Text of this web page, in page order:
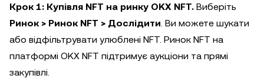
Крок 1: Купівля NFT на ринку OKX NFT. Виберіть
Ринок > Ринок NFT > Дослідити . Ви можете шукати
або відфільтрувати улюблені NFT. Ринок NFT на
платформі OKX NFT підтримує аукціони та прямі
закупівлі.